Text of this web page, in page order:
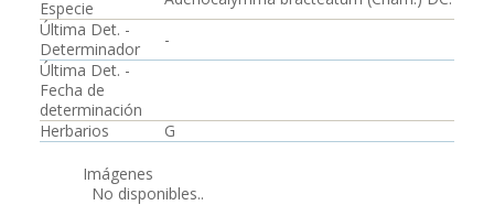
Especie
Última Det. -
Determinador
-
Última Det. -
Fecha de
determinación
Herbarios
G
Imágenes
No disponibles..